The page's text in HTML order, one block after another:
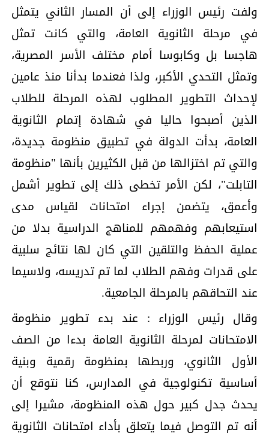
ولفت رئيس الوزراء إلى أن المسار الثاني يتمثل
في مرحلة الثانوية العامة، والتي كانت تمثل
هاجسا بل وكابوسا أمام مختلف الأسر المصرية،
وتمثل التحدي الأكبر، ولذا فعندما بدأنا منذ عامين
لإحداث التطوير المطلوب لهذه المرحلة للطلاب
الذين أصبحوا حاليا في شهادة إتمام الثانوية
العامة، بدأت الدولة في تطبيق منظومة جديدة،
والتي تم اختزالها من قبل الكثيرين بأنها "منظومة
التابلت"، لكن الأمر تخطى ذلك إلى تطوير أشمل
وأعمق، يتضمن إجراء امتحانات لقياس مدى
استيعابهم وفهمهم للمناهج الدراسية بدلا من
عملية الحفظ والتلقين التي كان لها نتائج سلبية
على قدرات وفهم الطلاب لما تم تدريسه، ولاسيما
عند التحاقهم بالمرحلة الجامعية.
وقال رئيس الوزراء : عند بدء تطوير منظومة
الامتحانات لمرحلة الثانوية العامة بدءا من الصف
الأول الثانوي، وربطها بمنظومة رقمية وبنية
أساسية تكنولوجية في المدارس، كنا نتوقع أن
يحدث جدل كبير حول هذه المنظومة، مشيرا إلى
أنه تم التوصل فيما يتعلق بأداء امتحانات الثانوية